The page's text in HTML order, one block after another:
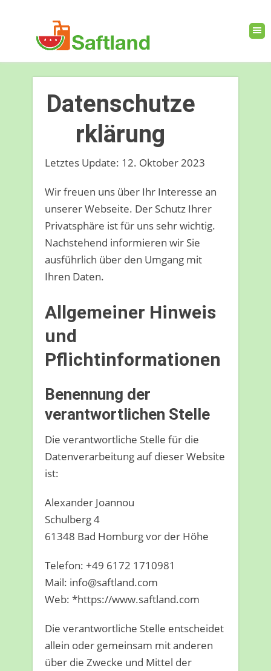
Datenschutze
rklärung
Letztes Update: 12. Oktober 2023
Wir freuen uns über Ihr Interesse an
unserer Webseite. Der Schutz Ihrer
Privatsphäre ist für uns sehr wichtig.
Nachstehend informieren wir Sie
ausführlich über den Umgang mit
Ihren Daten.
Allgemeiner Hinweis
und
Pflichtinformationen
Benennung der
verantwortlichen Stelle
Die verantwortliche Stelle für die
Datenverarbeitung auf dieser Website
ist:
Alexander Joannou
Schulberg 4
61348 Bad Homburg vor der Höhe
Telefon: +49 6172 1710981
Mail: info@saftland.com
Web: *https://www.saftland.com
Die verantwortliche Stelle entscheidet
allein oder gemeinsam mit anderen
über die Zwecke und Mittel der